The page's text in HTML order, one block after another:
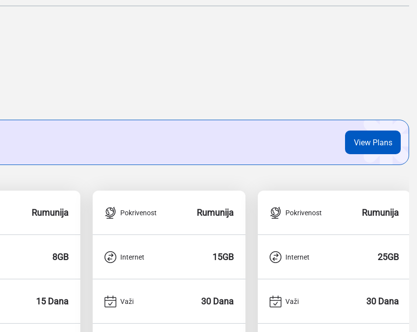
View Plans
Rumunija
8GB
15 Dana
Pokrivenost Rumunija
Internet 15GB
Važi 30 Dana
Pokrivenost Rumunija
Internet 25GB
Važi 30 Dana